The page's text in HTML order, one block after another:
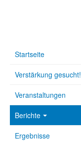
Startseite
Verstärkung gesucht!
Veranstaltungen
Berichte
Ergebnisse